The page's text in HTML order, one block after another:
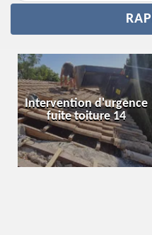
Intervention d'urgence
fuite toiture 14